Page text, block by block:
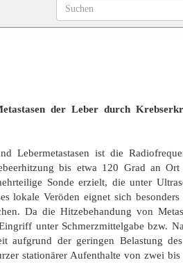
der Leber durch
Lebermetastasen ist die
bis etwa 120 Grad an Ort
Sonde erzielt, die unter
lokale Veröden eignet sich
Da die Hitzebehandung von
unter Schmerzmittelgabe bzw.
aufgrund der geringen Belastung
stationärer Aufenthalte von zwei bis